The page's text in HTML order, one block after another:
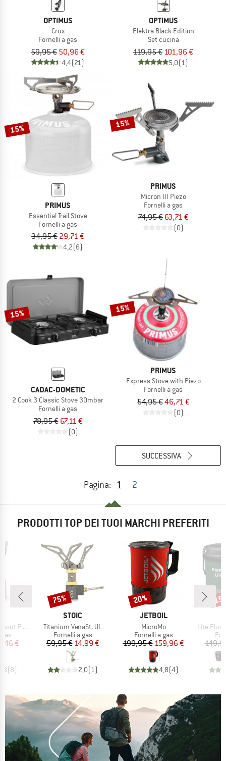
OPTIMUS
Crux
Fornelli a gas
59,95 € 50,96 €
4,4(21)
OPTIMUS
Elektra Black Edition
Set cucina
119,95 € 101,96 €
5,0(1)
15%
PRIMUS
Essential Trail Stove
Fornelli a gas
34,95 € 29,71 €
4,2(6)
15%
PRIMUS
Micron III Piezo
Fornelli a gas
74,95 € 63,71 €
(0)
15%
CADAC-DOMETIC
2 Cook 3 Classic Stove 30mbar
Fornelli a gas
78,95 € 67,11 €
(0)
15%
PRIMUS
Express Stove with Piezo
Fornelli a gas
54,95 €46,71 €
(0)
Pagina: 1 2
SUCCESSIVA
PRODOTTI TOP DEI TUOI MARCHI PREFERITI
Piezo
ridotto
€
(8)
MARCHIO
STOIC
Articolo
Titanium VenaSt. UL
Gruppo di prodotti
Fornelli a gas
Prezzo
59,95 €Prezzo ridotto
14,99 €
2,0( 1)
Sconto
75%
MARCHIO
JETBOIL
Articolo
MicroMo
Gruppo di prodotti
Fornelli a gas
Prezzo
199,95 €Prezzo ridotto
159,96 €
4,8(4)
Sconto
20%
Articolo
Lite Plus